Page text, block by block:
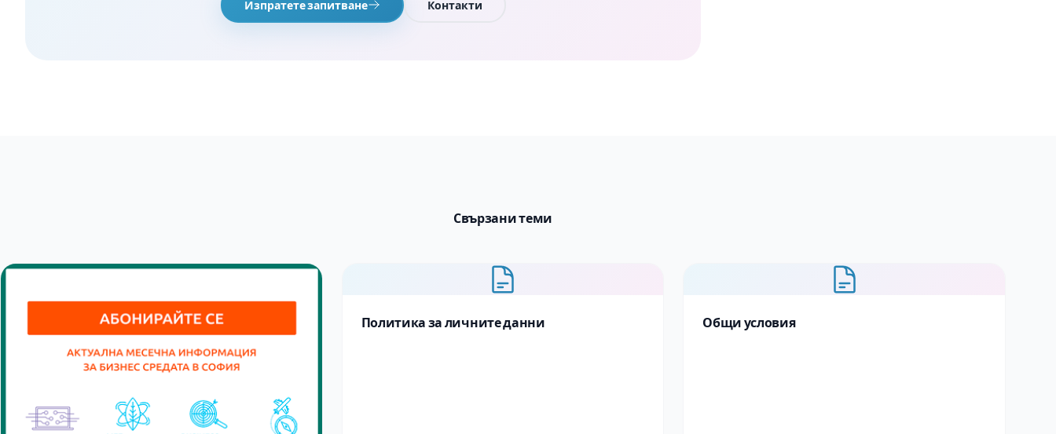
Изпратете запитване Контакти
Свързани теми
Политика за личните данни Общи условия